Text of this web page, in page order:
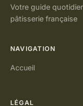
Votre guide
pâtisserie française
NAVIGATION
Accueil
LÉGAL